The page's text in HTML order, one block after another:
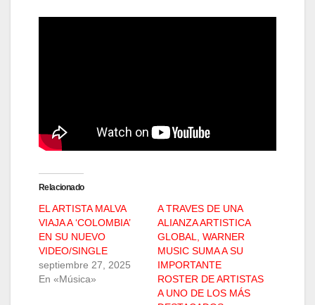
Relacionado
EL ARTISTA MALVA
VIAJA A ‘COLOMBIA’
EN SU NUEVO
VIDEO/SINGLE
septiembre 27, 2025
En «Música»
A TRAVES DE UNA
ALIANZA ARTISTICA
GLOBAL, WARNER
MUSIC SUMA A SU
IMPORTANTE
ROSTER DE ARTISTAS
A UNO DE LOS MÁS